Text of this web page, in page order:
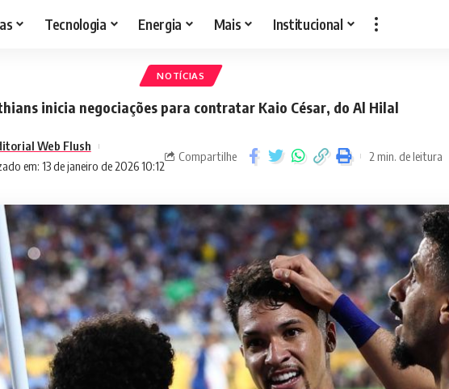
Tecnologia Energia Mais Institucional
NOTÍCIAS
inicia negociações para contratar Kaio César, do Al Hilal
em: 13 de janeiro de 2026 10:12
Web Flush
Compartilhe 2 min. de leitura